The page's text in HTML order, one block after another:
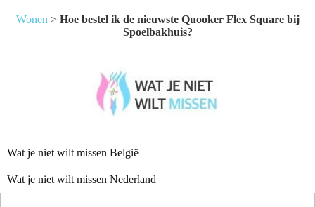
Wonen> Hoe bestel ik de nieuwste Quooker Flex Square bij
Spoelbakhuis?
Wat je niet wilt missen België
Wat je niet wilt missen Nederland